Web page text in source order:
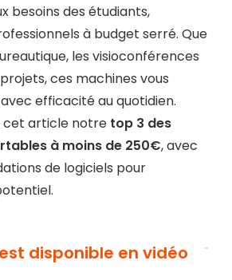
besoins des étudiants,
à budget serré. Que
les visioconférences
ces machines vous
efficacité au quotidien.
cet article notre top 3 des
à moins de 250€, avec
de logiciels pour
disponible en vidéo